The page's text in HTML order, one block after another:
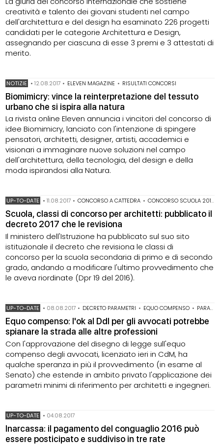
creatività e talento dei giovani studenti nel campo
dell'architettura e del design ha esaminato 226 progetti
candidati per le categorie Architettura e Design,
assegnando per ciascuna di esse 3 premi e 3 attestati di
merito.
NOTIZIE •12.08.2017 • ELEVEN MAGAZINE • RISULTATI CONCORSI
Biomimicry: vince la reinterpretazione del tessuto
urbano che si ispira alla natura
La rivista online Eleven annuncia i vincitori del concorso di
idee Biomimicry, lanciato con l'intenzione di spingere
pensatori, architetti, designer, artisti, accademici e
visionari a immaginare nuove soluzioni nel campo
dell'architettura, della tecnologia, del design e della
moda ispirandosi alla Natura.
UP-TO-DATE •11.08.2017 • CONCORSO A CATTEDRA • CONCORSO SCUOLA 2018
Scuola, classi di concorso per architetti: pubblicato il
decreto 2017 che le revisiona
Il ministero dell'Istruzione ha pubblicato sul suo sito
istituzionale il decreto che revisiona le classi di
concorso per la scuola secondaria di primo e di secondo
grado, andando a modificare l'ultimo provvedimento che
le aveva riordinate (Dpr 19 del 2016).
UP-TO-DATE • 08.08.2017 • DECRETO PARAMETRI • EQUO COMPENSO • PARAMETRI
Equo compenso: l'ok al Ddl per gli avvocati potrebbe
spianare la strada alle altre professioni
Con l'approvazione del disegno di legge sull'equo
compenso degli avvocati, licenziato ieri in CdM, ha
qualche speranza in più il provvedimento (in esame al
Senato) che estende in ambito privato l'applicazione dei
parametri minimi di riferimento per architetti e ingegneri.
UP-TO-DATE • 04.08.2017
Inarcassa: il pagamento del conguaglio 2016 può
essere posticipato e suddiviso in tre rate